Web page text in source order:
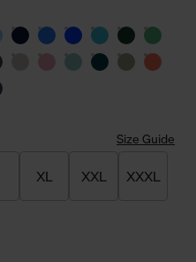
Size Guide
XL XXL XXXL